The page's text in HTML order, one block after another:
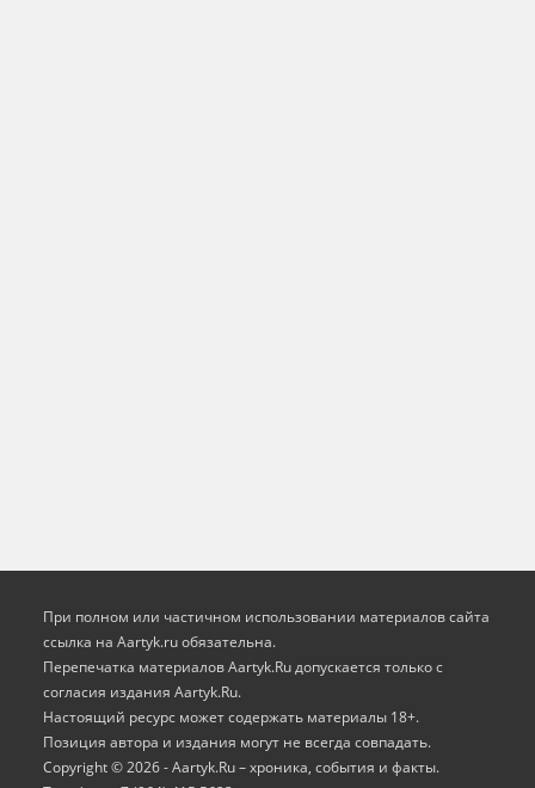
При полном или частичном использовании материалов сайта
ссылка на Aartyk.ru oбязательна.
Перепечатка материалов Aartyk.Ru допускается только с
согласия издания Aartyk.Ru.
Настоящий ресурс может содержать материалы 18+.
Позиция автора и издания могут не всегда совпадать.
Copyright © 2026 - Aartyk.Ru – хроника, события и факты.